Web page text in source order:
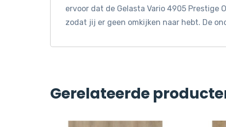
ervoor dat de Gelasta Vario 4905 Prestige
zodat jij er geen omkijken naar hebt. De
Gerelateerde